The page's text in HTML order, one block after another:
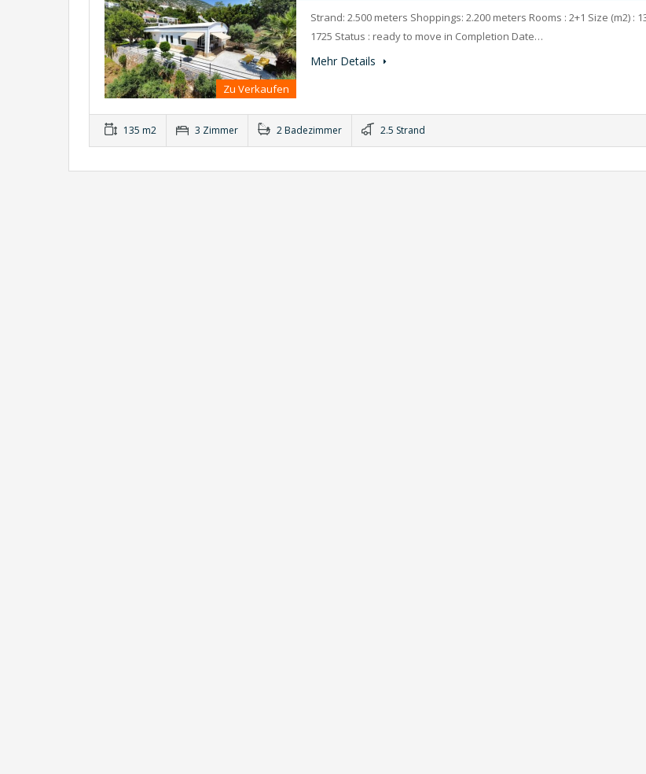
Zu Verkaufen
Strand: 2.500 meters Shoppings: 2.200 meters Rooms : 2+1 Size (m2) :
1725 Status : ready to move in Completion Date…
Mehr Details
135 m2 3 Zimmer 2 Badezimmer 2.5 Strand